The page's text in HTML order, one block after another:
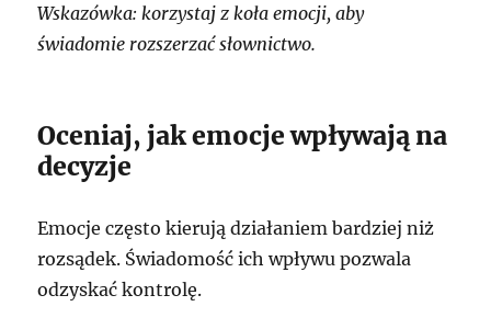
Wskazówka: korzystaj z koła emocji, aby
świadomie rozszerzać słownictwo.
Oceniaj, jak emocje wpływają na
decyzje
Emocje często kierują działaniem bardziej niż
rozsądek. Świadomość ich wpływu pozwala
odzyskać kontrolę.